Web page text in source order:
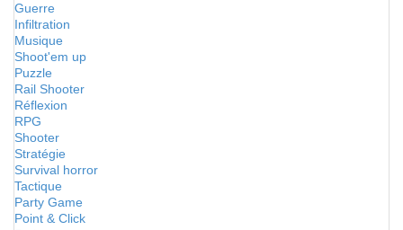
Guerre
Infiltration
Musique
Shoot'em up
Puzzle
Rail Shooter
Réflexion
RPG
Shooter
Stratégie
Survival horror
Tactique
Party Game
Point & Click